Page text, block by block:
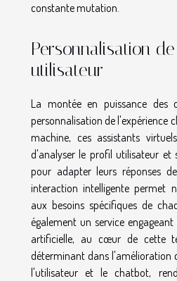
constante mutation.
Personnalisation
utilisateur
La montée en puissance des
personnalisation de l'expérience
machine, ces assistants
d'analyser le profil utilisateur et
pour adapter leurs réponses
interaction intelligente permet
aux besoins spécifiques de
également un service
artificielle, au cœur de cette
déterminant dans l'amélioration
l'utilisateur et le chatbot,